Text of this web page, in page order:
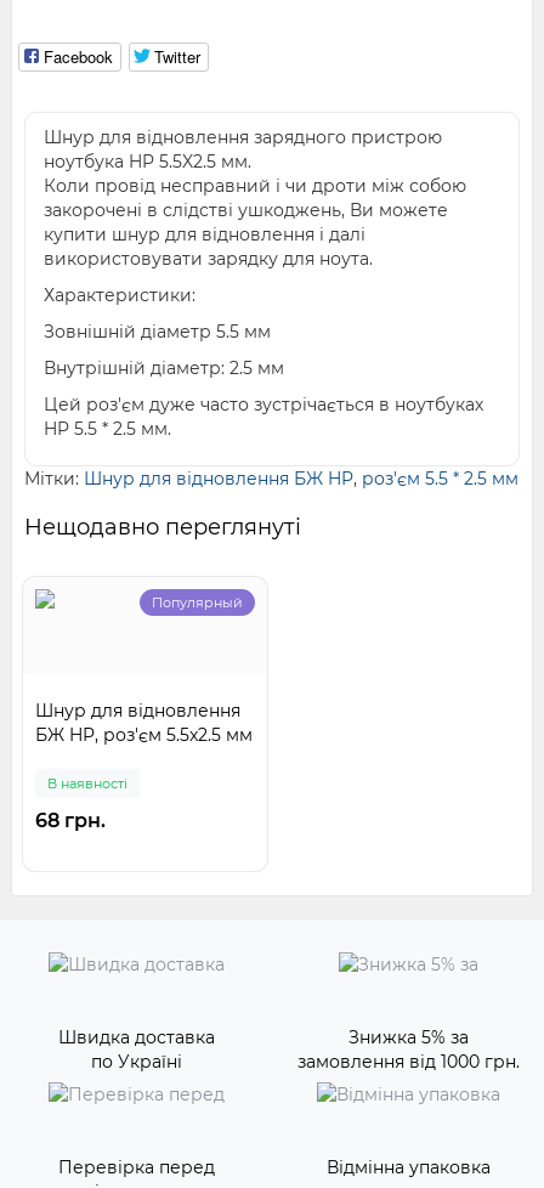
Facebook Twitter
Шнур для відновлення зарядного пристрою
ноутбука HP 5.5X2.5 мм.
Коли провід несправний і чи дроти між собою
закорочені в слідстві ушкоджень, Ви можете
купити шнур для відновлення і далі
використовувати зарядку для ноута.
Характеристики:
Зовнішній діаметр 5.5 мм
Внутрішній діаметр: 2.5 мм
Цей роз'єм дуже часто зустрічається в ноутбуках
HP 5.5 * 2.5 мм.
Мітки: Шнур для відновлення БЖ HP, роз'єм 5.5 * 2.5 мм
Нещодавно переглянуті
Популярный
Шнур для відновлення
БЖ HP, роз'єм 5.5x2.5 мм
В наявності
68 грн.
Швидка доставка
по Україні
Знижка 5% за
замовлення від 1000 грн.
Перевірка перед
Відмінна упаковка